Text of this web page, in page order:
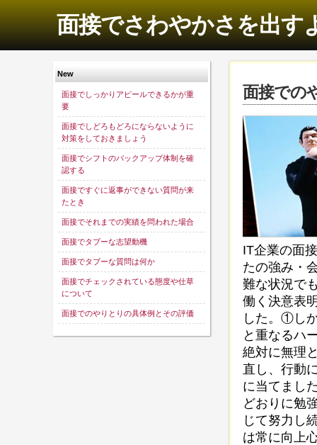
面接でさわやかさを出す
New
面接でしっかりアピールできるかが重
要
面接でしどろもどろにならないように
対策をしておきましょう
面接でシフトのバックアップ体制を確
認する
面接ですぐに返事ができない質問が来
たとき
面接でそれまでの実績を問われた場合
面接でタブーな志望動機
面接でタブーな質問は何か
面接でチェックされている態度や仕草
について
面接でのやりとりの具体例とその評価
面接での
IT企業の面
たの強み・
難な状況で
働く決意表
した。①し
と重なるハ
絶対に無理
直し、行動
に当てまし
どおりに勉
じて努力し
は常に向上